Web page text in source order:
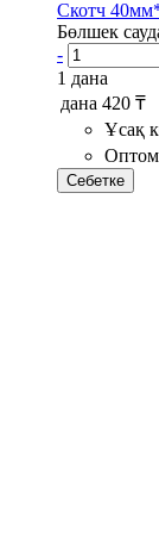
Скотч
Бөлшек
-
1 дана
дана 420 ₸
Ұсақ
Оптом
Себетке